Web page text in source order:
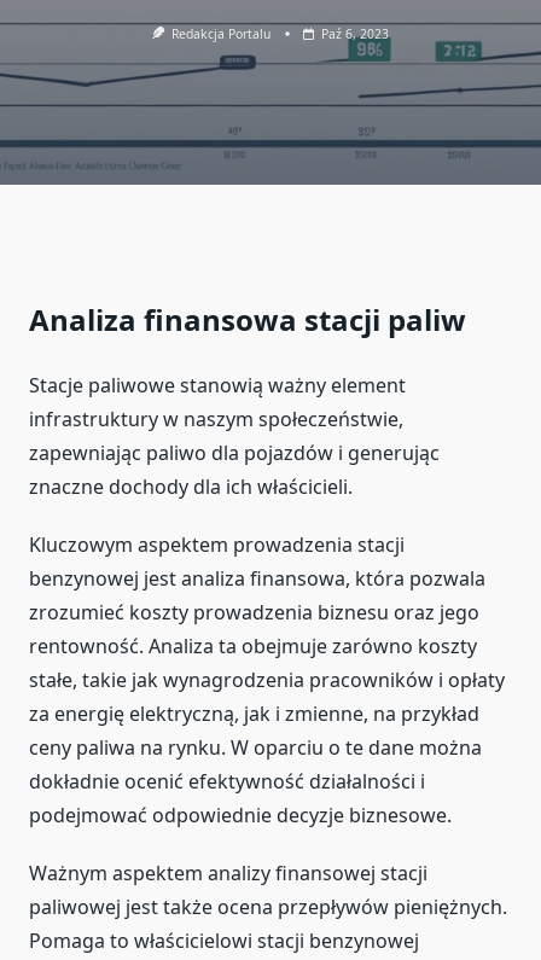
Redakcja Portalu Paź 6, 2023
Analiza finansowa stacji paliw
Stacje paliwowe stanowią ważny element
infrastruktury w naszym społeczeństwie,
zapewniając paliwo dla pojazdów i generując
znaczne dochody dla ich właścicieli.
Kluczowym aspektem prowadzenia stacji
benzynowej jest analiza finansowa, która pozwala
zrozumieć koszty prowadzenia biznesu oraz jego
rentowność. Analiza ta obejmuje zarówno koszty
stałe, takie jak wynagrodzenia pracowników i opłaty
za energię elektryczną, jak i zmienne, na przykład
ceny paliwa na rynku. W oparciu o te dane można
dokładnie ocenić efektywność działalności i
podejmować odpowiednie decyzje biznesowe.
Ważnym aspektem analizy finansowej stacji
paliwowej jest także ocena przepływów pieniężnych.
Pomaga to właścicielowi stacji benzynowej